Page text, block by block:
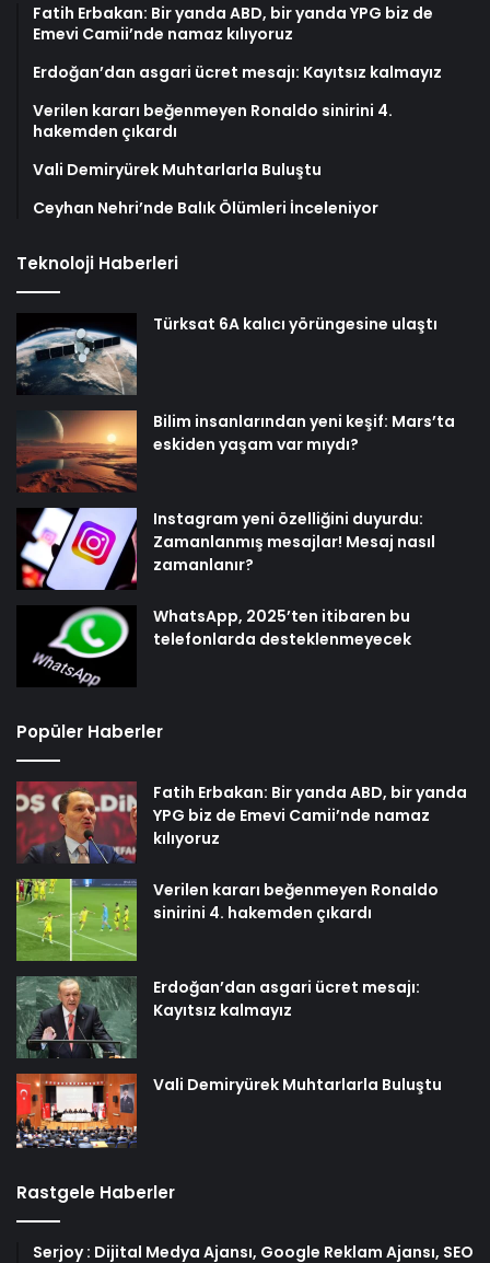
Fatih Erbakan: Bir yanda ABD, bir yanda YPG biz de
Emevi Camii’nde namaz kılıyoruz
Erdoğan’dan asgari ücret mesajı: Kayıtsız kalmayız
Verilen kararı beğenmeyen Ronaldo sinirini 4.
hakemden çıkardı
Vali Demiryürek Muhtarlarla Buluştu
Ceyhan Nehri’nde Balık Ölümleri İnceleniyor
Teknoloji Haberleri
Türksat 6A kalıcı yörüngesine ulaştı
Bilim insanlarından yeni keşif: Mars’ta
eskiden yaşam var mıydı?
Instagram yeni özelliğini duyurdu:
Zamanlanmış mesajlar! Mesaj nasıl
zamanlanır?
WhatsApp, 2025’ten itibaren bu
telefonlarda desteklenmeyecek
Popüler Haberler
Fatih Erbakan: Bir yanda ABD, bir yanda
YPG biz de Emevi Camii’nde namaz
kılıyoruz
Verilen kararı beğenmeyen Ronaldo
sinirini 4. hakemden çıkardı
Erdoğan’dan asgari ücret mesajı:
Kayıtsız kalmayız
Vali Demiryürek Muhtarlarla Buluştu
Rastgele Haberler
Serjoy : Dijital Medya Ajansı, Google Reklam Ajansı, SEO